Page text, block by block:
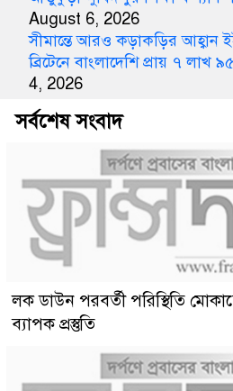
August 6, 2026
সীমান্তে আরও কড়াকড়ির আহ্বান
ব্রিটেনে বাংলাদেশি প্রায় ৭ লাখ
4, 2026
সর্বশেষ সংবাদ
লক ডাউন পরবর্তী পরিস্থিতি
ব্যাপক প্রস্তুতি